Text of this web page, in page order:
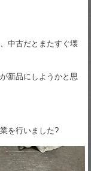
中古だとまたすぐ壊
新品にしようかと思
を行いました?